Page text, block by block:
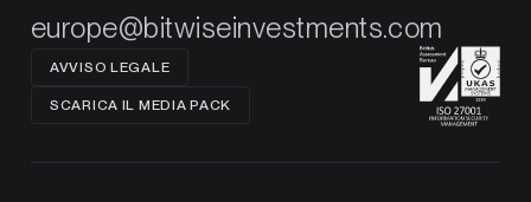
europe@bitwiseinvestments.com
AVVISO LEGALE
SCARICA IL MEDIA PACK